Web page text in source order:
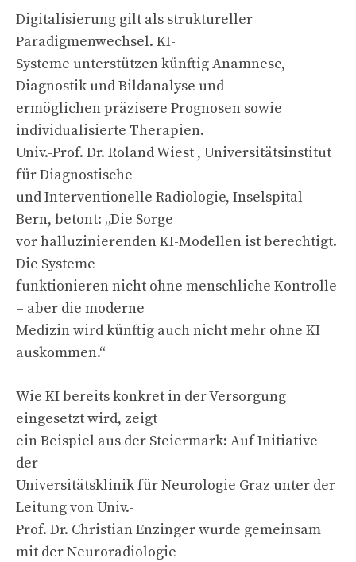
Digitalisierung gilt als struktureller
Paradigmenwechsel. KI-
Systeme unterstützen künftig Anamnese,
Diagnostik und Bildanalyse und
ermöglichen präzisere Prognosen sowie
individualisierte Therapien.
Univ.-Prof. Dr. Roland Wiest , Universitätsinstitut
für Diagnostische
und Interventionelle Radiologie, Inselspital
Bern, betont: „Die Sorge
vor halluzinierenden KI-Modellen ist berechtigt.
Die Systeme
funktionieren nicht ohne menschliche Kontrolle
– aber die moderne
Medizin wird künftig auch nicht mehr ohne KI
auskommen.“
Wie KI bereits konkret in der Versorgung
eingesetzt wird, zeigt
ein Beispiel aus der Steiermark: Auf Initiative
der
Universitätsklinik für Neurologie Graz unter der
Leitung von Univ.-
Prof. Dr. Christian Enzinger wurde gemeinsam
mit der Neuroradiologie